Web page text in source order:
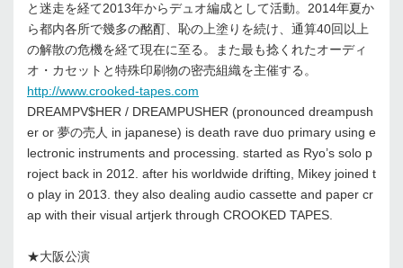
と迷走を経て2013年からデュオ編成として活動。2014年夏か
ら都内各所で幾多の酩酊、恥の上塗りを続け、通算40回以上
の解散の危機を経て現在に至る。また最も捻くれたオーディ
オ・カセットと特殊印刷物の密売組織を主催する。
http://www.crooked-tapes.com
DREAMPV$HER / DREAMPUSHER (pronounced dreampush
er or 夢の売人 in japanese) is death rave duo primary using e
lectronic instruments and processing. started as Ryo’s solo p
roject back in 2012. after his worldwide drifting, Mikey joined t
o play in 2013. they also dealing audio cassette and paper cr
ap with their visual artjerk through CROOKED TAPES.
★大阪公演